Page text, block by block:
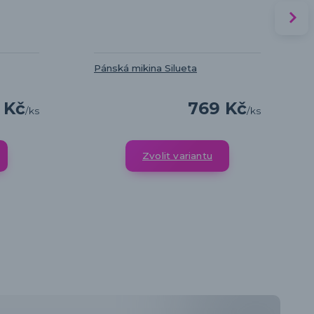
/ks
Pánská mikina Silueta
769 Kč/ks
Zvolit variantu